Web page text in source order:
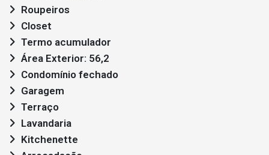
Roupeiros
Closet
Termo acumulador
Área Exterior: 56,2
Condomínio fechado
Garagem
Terraço
Lavandaria
Kitchenette